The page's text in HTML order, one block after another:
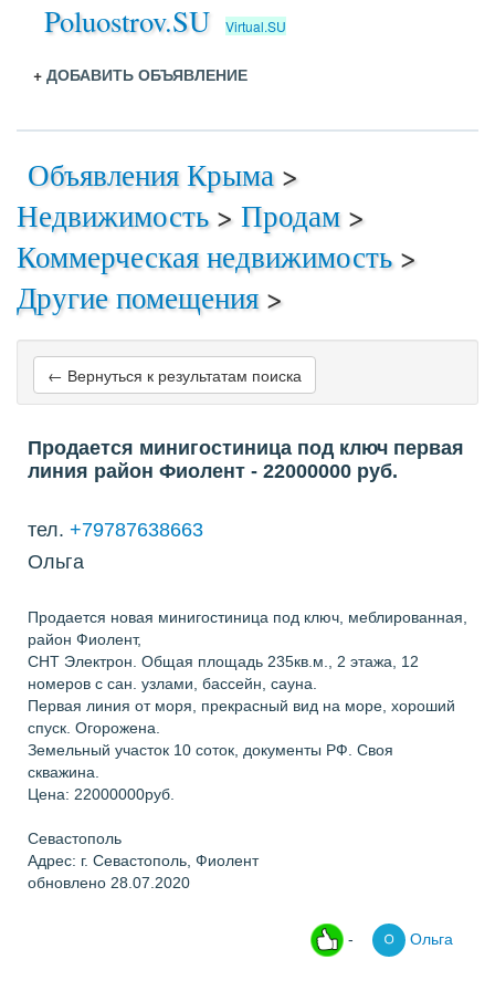
Poluostrov.SU Virtual.SU
+ ДОБАВИТЬ ОБЪЯВЛЕНИЕ
Объявления Крыма >
Недвижимость> Продам >
Коммерческая недвижимость>
Другие помещения >
← Вернуться к результатам поиска
Продается минигостиница под ключ первая
линия район Фиолент - 22000000 руб.
тел. +79787638663
Ольга
Продается новая минигостиница под ключ, меблированная,
район Фиолент,
СНТ Электрон. Общая площадь 235кв.м., 2 этажа, 12
номеров с сан. узлами, бассейн, сауна.
Первая линия от моря, прекрасный вид на море, хороший
спуск. Огорожена.
Земельный участок 10 соток, документы РФ. Своя
скважина.
Цена: 22000000руб.
Севастополь
Адрес: г. Севастополь, Фиолент
обновлено 28.07.2020
- Ольга